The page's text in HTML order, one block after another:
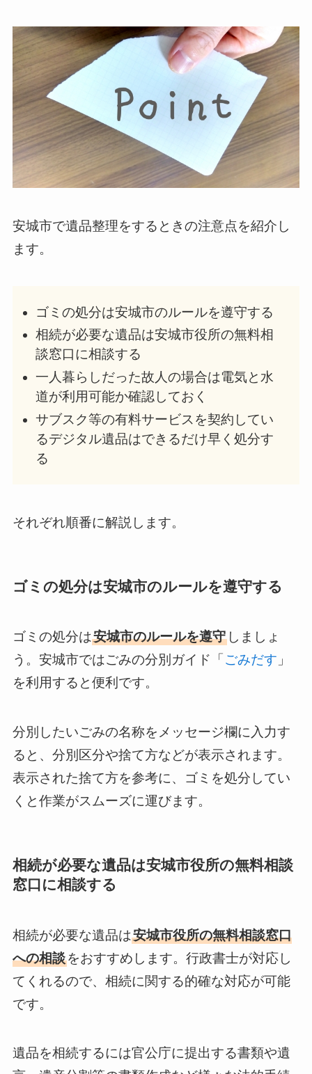
安城市で遺品整理をするときの注意点を紹介し
ます。
ゴミの処分は安城市のルールを遵守する
相続が必要な遺品は安城市役所の無料相
談窓口に相談する
一人暮らしだった故人の場合は電気と水
道が利用可能か確認しておく
サブスク等の有料サービスを契約してい
るデジタル遺品はできるだけ早く処分す
る
それぞれ順番に解説します。
ゴミの処分は安城市のルールを遵守する
ゴミの処分は安城市のルールを遵守しましょ
う。安城市ではごみの分別ガイド「 ごみだす 」
を利用すると便利です。
分別したいごみの名称をメッセージ欄に入力す
ると、分別区分や捨て方などが表示されます。
表示された捨て方を参考に、ゴミを処分してい
くと作業がスムーズに運びます。
相続が必要な遺品は安城市役所の無料相談
窓口に相談する
相続が必要な遺品は安城市役所の無料相談窓口
への相談をおすすめします。行政書士が対応し
てくれるので、相続に関する的確な対応が可能
です。
遺品を相続するには官公庁に提出する書類や遺